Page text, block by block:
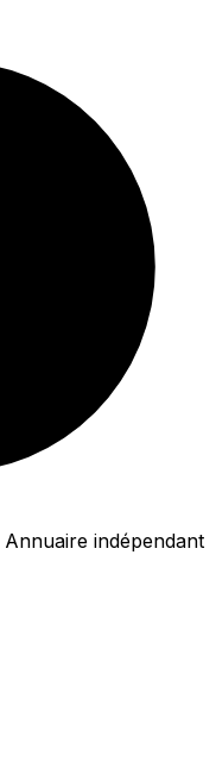
Annuaire indépendant